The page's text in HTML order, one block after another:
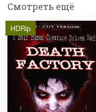
Смотреть ещё
HDRip